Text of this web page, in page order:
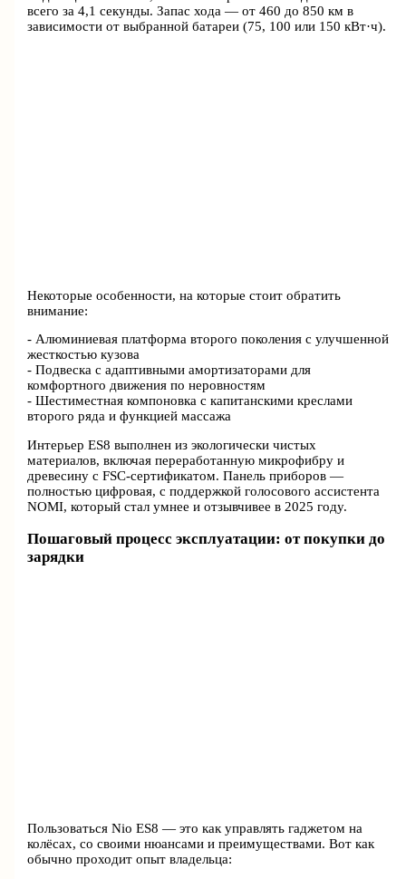
всего за 4,1 секунды. Запас хода — от 460 до 850 км в
зависимости от выбранной батареи (75, 100 или 150 кВт·ч).
Некоторые особенности, на которые стоит обратить
внимание:
- Алюминиевая платформа второго поколения с улучшенной
жесткостью кузова
- Подвеска с адаптивными амортизаторами для
комфортного движения по неровностям
- Шестиместная компоновка с капитанскими креслами
второго ряда и функцией массажа
Интерьер ES8 выполнен из экологически чистых
материалов, включая переработанную микрофибру и
древесину с FSC-сертификатом. Панель приборов —
полностью цифровая, с поддержкой голосового ассистента
NOMI, который стал умнее и отзывчивее в 2025 году.
Пошаговый процесс эксплуатации: от покупки до
зарядки
Пользоваться Nio ES8 — это как управлять гаджетом на
колёсах, со своими нюансами и преимуществами. Вот как
обычно проходит опыт владельца: